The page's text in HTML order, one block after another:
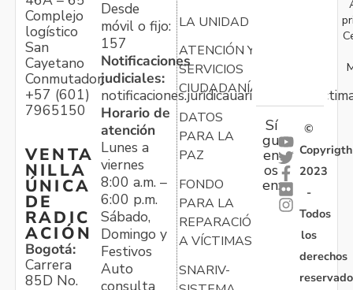
Complejo
logístico
San
Cayetano
Conmutador:
+57 (601)
7965150
VENTA
NILLA
ÚNICA
DE
RADIC
ACIÓN
Bogotá:
Carrera
85D No.
Desde
móvil o fijo:
157
Notificaciones
judiciales:
Horario de
atención
Lunes a
viernes
8:00 a.m. –
6:00 p.m.
Sábado,
Domingo y
Festivos
Auto
consulta
LA UNIDAD
ATENCIÓN Y
SERVICIOS
CIUDADANÍA
DATOS
PARA LA
PAZ
FONDO
PARA LA
REPARACIÓN
A VÍCTIMAS
SNARIV-
Sí
gu
en
os
en:
©
Copyrigth
2023
-
Todos
los
derechos